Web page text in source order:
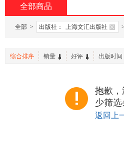
全部商品
全部 > 出版社： 上海文汇出版社 >
综合排序 销量 好评 出版时间
抱歉，
少筛
返回上
加